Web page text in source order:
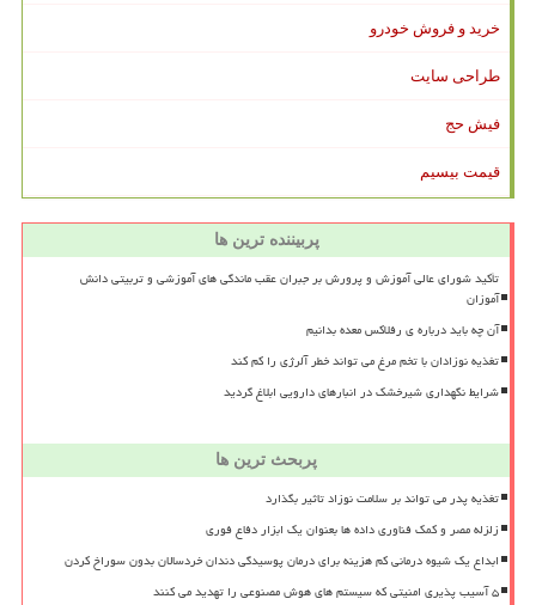
خرید و فروش خودرو
طراحی سایت
فیش حج
قیمت بیسیم
پربیننده ترین ها
تأکید شورای عالی آموزش و پرورش بر جبران عقب ماندگی های آموزشی و تربیتی دانش
آموزان
آن چه باید درباره ی رفلاکس معده بدانیم
تغذیه نوزادان با تخم مرغ می تواند خطر آلرژی را کم کند
شرایط نگهداری شیرخشک در انبارهای دارویی ابلاغ گردید
پربحث ترین ها
تغذیه پدر می تواند بر سلامت نوزاد تاثیر بگذارد
زلزله مصر و کمک فناوری داده ها بعنوان یک ابزار دفاع فوری
ابداع یک شیوه درمانی کم هزینه برای درمان پوسیدگی دندان خردسالان بدون سوراخ کردن
۵ آسیب پذیری امنیتی که سیستم های هوش مصنوعی را تهدید می کنند